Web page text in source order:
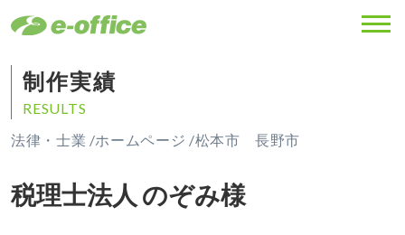
制作実績
RESULTS
法律・士業 /ホームページ /松本市 長野市
税理士法人 のぞみ様